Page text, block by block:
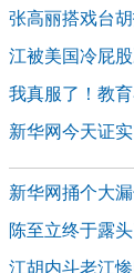
张高丽搭戏台
江被美国冷屁
我真服了！教
新华网今天证
新华网捅个大
陈至立终于露
江胡内斗老江